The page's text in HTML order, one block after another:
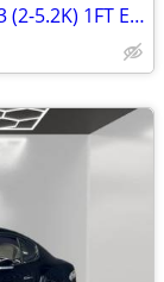
2027 Sky Trailers Dump Trailer 8.5X12X3 (2-5.2K) 1FT EXTENSION